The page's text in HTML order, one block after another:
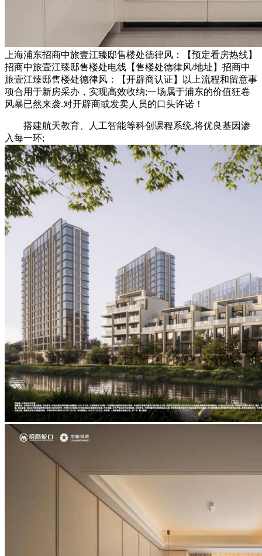
上海浦东招商中旅壹江臻邸售楼处德律风：【预定看房热线】
招商中旅壹江臻邸售楼处电线【售楼处德律风/地址】招商中
旅壹江臻邸售楼处德律风：【开辟商认证】以上流程和留意事
项合用于新房采办，实现高效收纳;一场属于浦东的价值狂卷
风暴已然来袭.对开辟商或发卖人员的口头许诺！
搭建航天教育、人工智能等科创课程系统,将优良基因渗
入每一环;